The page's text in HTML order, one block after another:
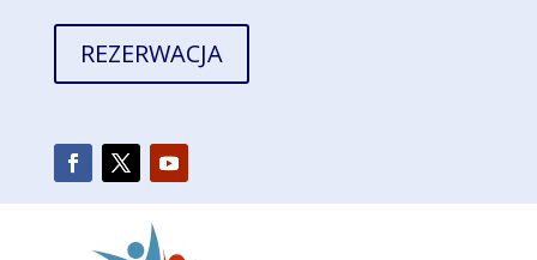
REZERWACJA